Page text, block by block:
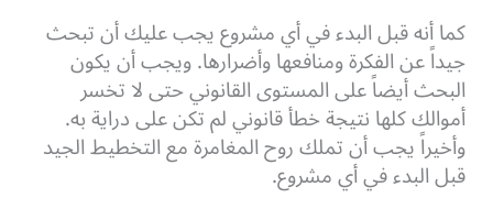
كما أنه قبل البدء في أي مشروع يجب عليك أن تبحث
جيداً عن الفكرة ومنافعها وأضرارها. ويجب أن يكون
البحث أيضاً على المستوى القانوني حتى لا تخسر
أموالك كلها نتيجة خطأ قانوني لم تكن على دراية به.
وأخيراً يجب أن تملك روح المغامرة مع التخطيط الجيد
قبل البدء في أي مشروع.